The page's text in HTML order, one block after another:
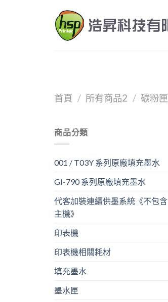
首頁 / 所有商品2 / 碳粉匣
商品分類
001 / T03Y 系列原廠填充墨水
GI-790 系列原廠填充墨水
代客加裝連續供墨系統《不包含
主機》
印表機
印表機相關耗材
填充墨水
墨水匣